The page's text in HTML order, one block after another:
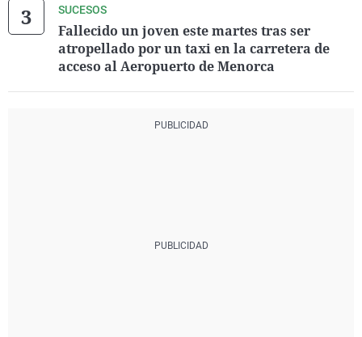
SUCESOS
Fallecido un joven este martes tras ser
atropellado por un taxi en la carretera de
acceso al Aeropuerto de Menorca